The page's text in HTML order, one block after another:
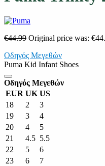
€44.99 Original price was:
Οδηγός Μεγεθών
Puma Kid Infant Shoes
Οδηγός Μεγεθών
EUR UK US
18
2
3
19
3
4
20
4
5
21
4.5 5.5
22
5
6
23
6
7